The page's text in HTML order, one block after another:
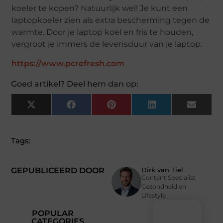
koeler te kopen? Natuurlijk wel! Je kunt een
laptopkoeler zien als extra bescherming tegen de
warmte. Door je laptop koel en fris te houden,
vergroot je immers de levensduur van je laptop.
https://www.pcrefresh.com
Goed artikel? Deel hem dan op:
X
(Twitter)
Facebook Pinterest LinkedIn Email
GEPUBLICEERD DOOR Dirk van Tiel
Content Specialist
Gezondheid en
Lifestyle
Tags:
POPULAR